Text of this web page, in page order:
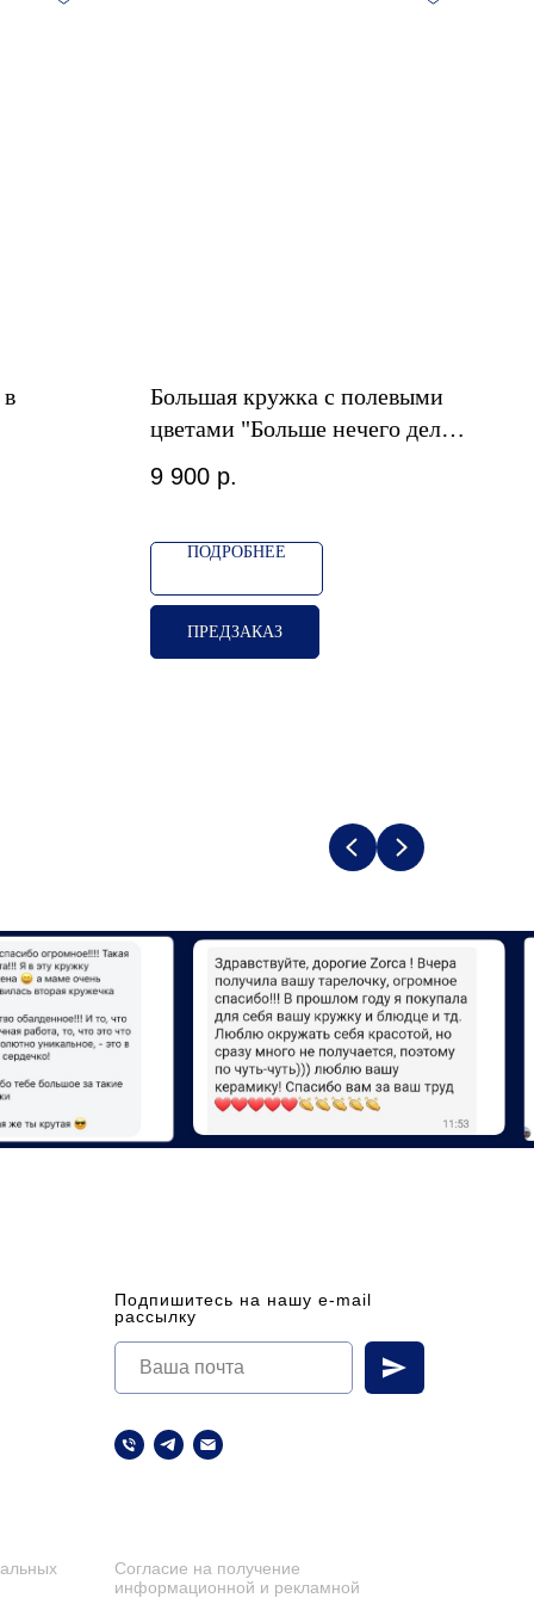
Большая кружка с полевыми
цветами "Больше нечего делать
упаковке
9 900 р.
ПОДРОБНЕЕ
ПРЕДЗАКАЗ
Подпишитесь на нашу e-mail
рассылку
Согласие на получение
информационной и рекламной